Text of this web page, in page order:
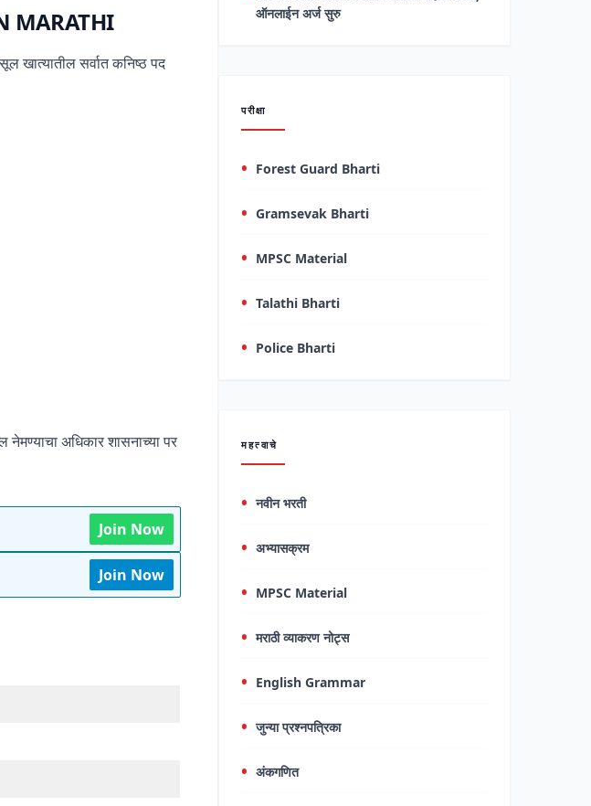
MARATHI
खात्यातील सर्वात कनिष्ठ पद
अधिकार शासनाच्या पर
Join Now
Join Now
ऑनलाईन अर्ज सुरु
परीक्षा
Forest Guard Bharti
Gramsevak Bharti
MPSC Material
Talathi Bharti
Police Bharti
महत्वाचे
नवीन भरती
अभ्यासक्रम
MPSC Material
मराठी व्याकरण नोट्स
English Grammar
जुन्या प्रश्नपत्रिका
अंकगणित